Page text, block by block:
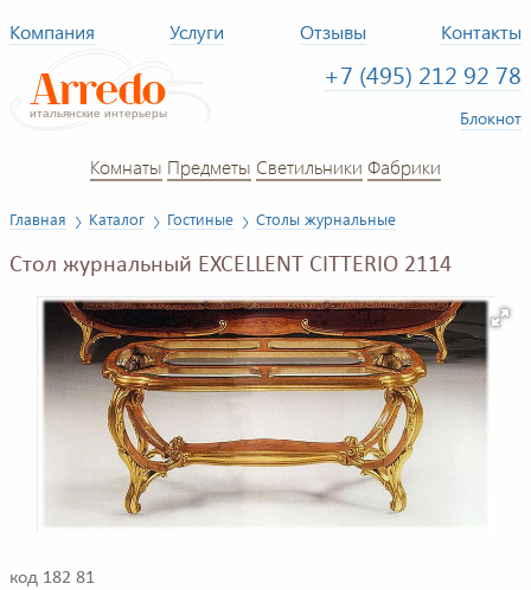
Компания Услуги Отзывы Контакты
+7 (495) 212 92 78
Блокнот
Комнаты Предметы Светильники Фабрики
Главная Каталог Гостиные Столы журнальные
Стол журнальный EXCELLENT CITTERIO 2114
код 182 81